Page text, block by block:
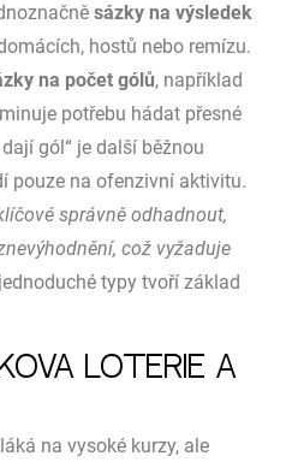
sázky na výsledek
hostů nebo remízu.
na počet gólů, například
potřebu hádat přesné
gól“ je další běžnou
pouze na ofenzivní aktivitu.
správně odhadnout,
což vyžaduje
typy tvoří základ
loterie a
láká na vysoké kurzy, ale